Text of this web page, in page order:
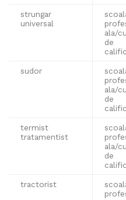
strungar
universal
ala/
de
sudor
ala/
de
termist
tratamentist
ala/
de
tractorist